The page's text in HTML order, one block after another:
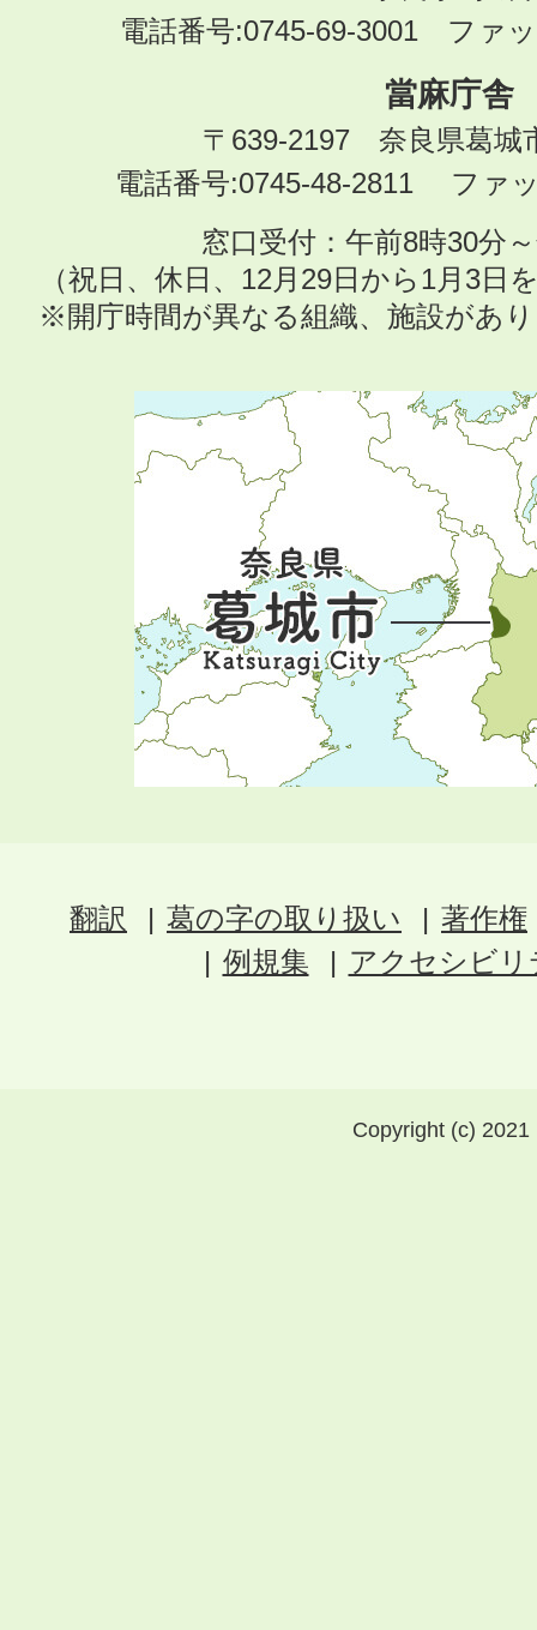
電話番号:0745-69-3001 ファ
當麻庁舎
〒639-2197 奈良県葛城
電話番号:0745-48-2811 ファ
窓口受付：午前8時30分
（祝日、休日、12月29日から1月3日
※開庁時間が異なる組織、施設があ
翻訳 葛の字の取り扱い
著作権
例規集
アクセシビ
Copyright (c)